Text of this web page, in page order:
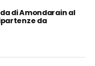
di Amondarain al
da